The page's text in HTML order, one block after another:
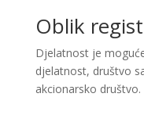
Oblik
Djelatnost je
djelatnost, društvo
akcionarsko društvo.